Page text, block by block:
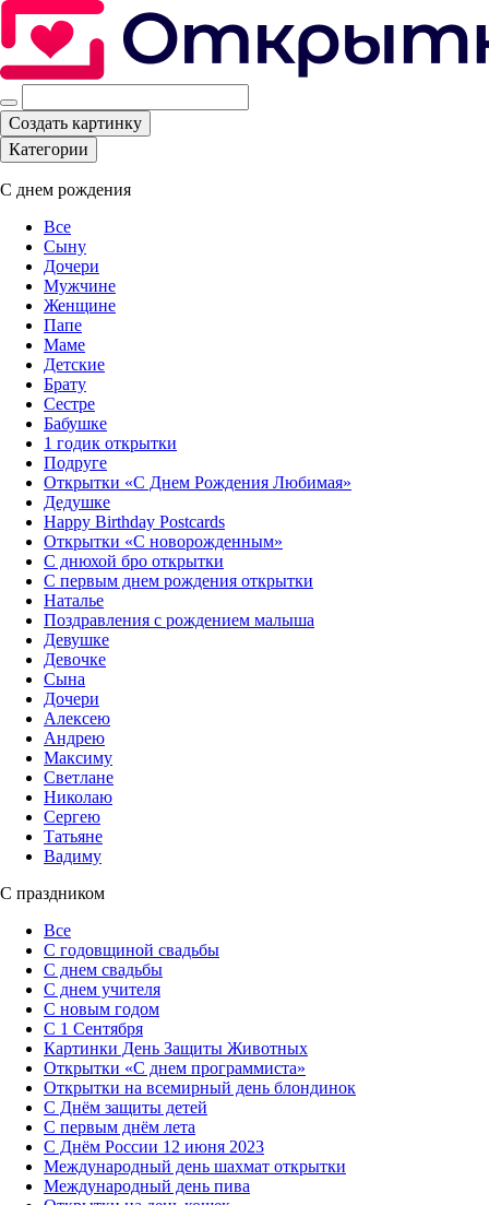
Создать картинку
Категории
С днем рождения
Все
Сыну
Дочери
Мужчине
Женщине
Папе
Маме
Детские
Брату
Сестре
Бабушке
1 годик открытки
Подруге
Открытки «С Днем Рождения Любимая»‎
Дедушке
Happy Birthday Postcards
Открытки «‎С новорожденным»
С днюхой бро открытки
С первым днем рождения открытки
Наталье
Поздравления с рождением малыша
Девушке
Девочке
Сына
Дочери
Алексею
Андрею
Максиму
Светлане
Николаю
Сергею
Татьяне
Вадиму
С праздником
Все
С годовщиной свадьбы
С днем свадьбы
С днем учителя
С новым годом
С 1 Сентября
Картинки День Защиты Животных
Открытки «‎С днем программиста»‎
Открытки на всемирный день блондинок
С Днём защиты детей
С первым днём лета
С Днём России 12 июня 2023
Международный день шахмат открытки
Международный день пива